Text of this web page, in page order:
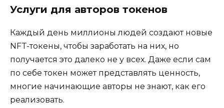
Услуги для авторов токенов
Каждый день миллионы людей создают новые
NFT-токены, чтобы заработать на них, но
получается это далеко не у всех. Даже если сам
по себе токен может представлять ценность,
многие начинающие авторы не знают, как его
реализовать.